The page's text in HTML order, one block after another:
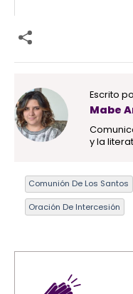
Escrito
Mabe
y la
Comunión De Los Santos
Oración De Intercesión